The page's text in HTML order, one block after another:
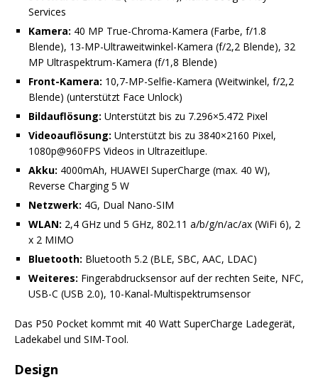
Services
Kamera: 40 MP True-Chroma-Kamera (Farbe, f/1.8
Blende), 13-MP-Ultraweitwinkel-Kamera (f/2,2 Blende), 32
MP Ultraspektrum-Kamera (f/1,8 Blende)
Front-Kamera: 10,7-MP-Selfie-Kamera (Weitwinkel, f/2,2
Blende) (unterstützt Face Unlock)
Bildauflösung: Unterstützt bis zu 7.296×5.472 Pixel
Videoauflösung: Unterstützt bis zu 3840×2160 Pixel,
1080p@960FPS Videos in Ultrazeitlupe.
Akku: 4000mAh, HUAWEI SuperCharge (max. 40 W),
Reverse Charging 5 W
Netzwerk: 4G, Dual Nano-SIM
WLAN: 2,4 GHz und 5 GHz, 802.11 a/b/g/n/ac/ax (WiFi 6), 2
x 2 MIMO
Bluetooth: Bluetooth 5.2 (BLE, SBC, AAC, LDAC)
Weiteres: Fingerabdrucksensor auf der rechten Seite, NFC,
USB-C (USB 2.0), 10-Kanal-Multispektrumsensor
Das P50 Pocket kommt mit 40 Watt SuperCharge Ladegerät,
Ladekabel und SIM-Tool.
Design